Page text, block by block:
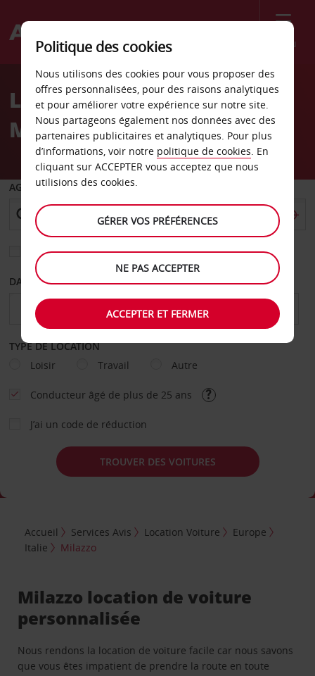
Menu
Welcome
AvisLocation de voiture
Milazzo
AGENCE DE DÉPART
Sélectionnez une autre agence de retour
DATE DE DÉPART DATE DE RETOUR
TYPE DE LOCATION
Loisir
Travail Autre
Conducteur âgé de plus de 25 ans
J’ai un code de réduction
TROUVER DES VOITURES
Accueil Services Avis Location Voiture
Europe
Italie
Milazzo
Milazzo location de voiture
personnalisée
Nous rendons la location de voiture facile car nous savons
que vous êtes impatient de prendre la route en toute
Politique des cookies
Nous utilisons des cookies pour vous proposer des
offres personnalisées, pour des raisons analytiques
et pour améliorer votre expérience sur notre site.
Nous partageons également nos données avec des
partenaires publicitaires et analytiques. Pour plus
d’informations, voir notre politique de cookies. En
cliquant sur ACCEPTER vous acceptez que nous
utilisions des cookies.
GÉRER VOS PRÉFÉRENCES
NE PAS ACCEPTER
ACCEPTER ET FERMER